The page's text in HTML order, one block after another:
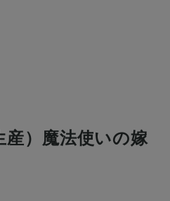
産）魔法使いの嫁